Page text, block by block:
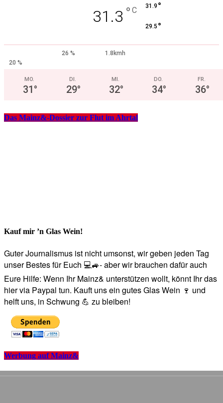
31.3 ° C 31.9 °
29.5 °
26 %
1.8kmh
20 %
MO.
31°
DI.
29°
MI.
32°
DO.
34°
FR.
36°
Das Mainz&-Dossier zur Flut im Ahrtal
Kauf mir ’n Glas Wein!
Guter Journalismus ist nicht umsonst, wir geben jeden Tag
unser Bestes für Euch 💻🚙- aber wir brauchen dafür auch
Eure Hilfe: Wenn Ihr Mainz& unterstützen wollt, könnt Ihr das
hier via Paypal tun. Kauft uns ein gutes Glas Wein 🍷 und
helft uns, in Schwung 💪 zu bleiben!
Werbung auf Mainz&